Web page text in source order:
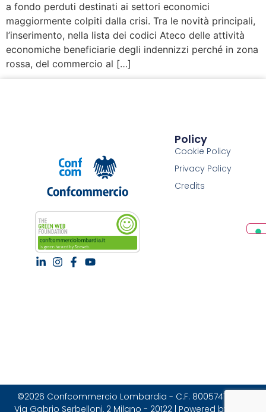
a fondo perduti destinati ai settori economici
maggiormente colpiti dalla crisi. Tra le novità principali,
l’inserimento, nella lista dei codici Ateco delle attività
economiche beneficiarie degli indennizzi perché in zona
rossa, del commercio al […]
Policy
Cookie Policy
Privacy Policy
Credits
©2026 Confcommercio Lombardia - C.F. 80057470157 |
Via Gabrio Serbelloni, 2 Milano - 20122 | Powered by Brain